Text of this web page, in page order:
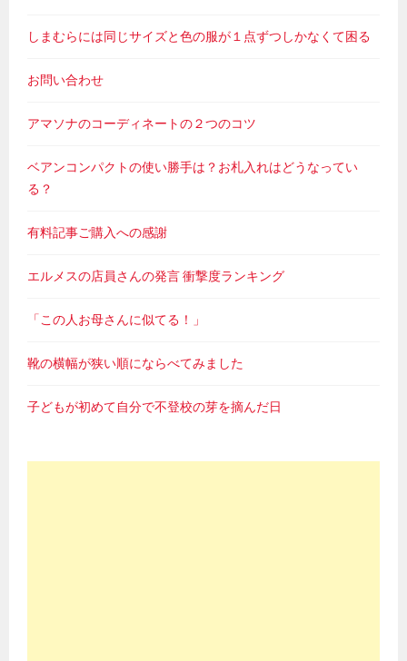
しまむらには同じサイズと色の服が１点ずつしかなくて困る
お問い合わせ
アマソナのコーディネートの２つのコツ
ベアンコンパクトの使い勝手は？お札入れはどうなってい
る？
有料記事ご購入への感謝
エルメスの店員さんの発言 衝撃度ランキング
「この人お母さんに似てる！」
靴の横幅が狭い順にならべてみました
子どもが初めて自分で不登校の芽を摘んだ日